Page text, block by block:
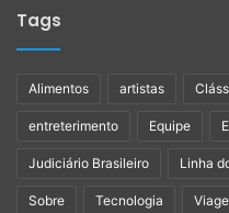
Tags
Alimentos artistas
entreterimento Equipe
Judiciário Brasileiro Linha
Sobre Tecnologia